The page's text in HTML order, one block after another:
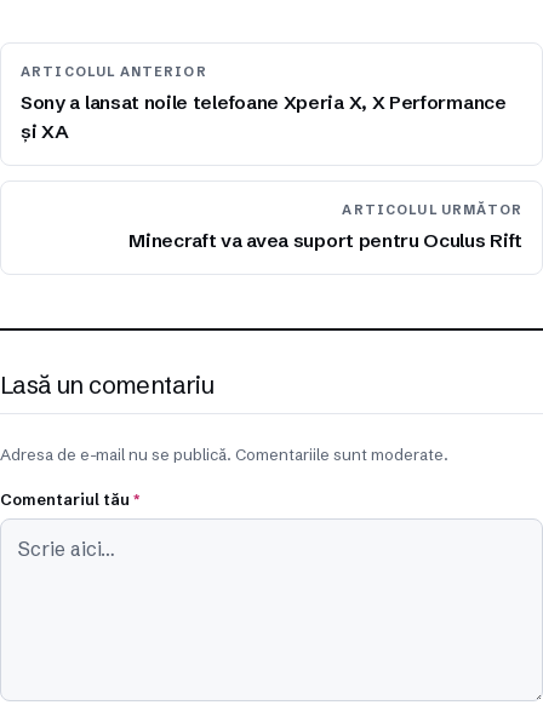
ARTICOLUL ANTERIOR
Sony a lansat noile telefoane Xperia X, X Performance
și XA
ARTICOLUL URMĂTOR
Minecraft va avea suport pentru Oculus Rift
Lasă un comentariu
Adresa de e-mail nu se publică. Comentariile sunt moderate.
Comentariul tău *